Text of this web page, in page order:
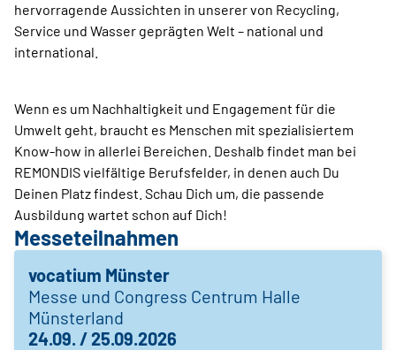
hervorragende Aussichten in unserer von Recycling,
Service und Wasser geprägten Welt – national und
international.
Wenn es um Nachhaltigkeit und Engagement für die
Umwelt geht, braucht es Menschen mit spezialisiertem
Know-how in allerlei Bereichen. Deshalb findet man bei
REMONDIS vielfältige Berufsfelder, in denen auch Du
Deinen Platz findest. Schau Dich um, die passende
Ausbildung wartet schon auf Dich!
Messeteilnahmen
vocatium Münster
Messe und Congress Centrum Halle
Münsterland
24.09. / 25.09.2026